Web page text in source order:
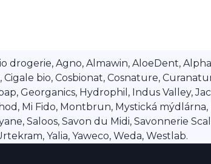
drogerie, Agno, Almawin, AloeDent,
bio, Cosbionat, Cosnature,
Georganics, Hydrophil, Indus Valley,
Mi Fido, Montbrun, Mystická
Saloos, Savon du Midi, Savonnerie
Yalia, Yaweco, Weda, Westlab.